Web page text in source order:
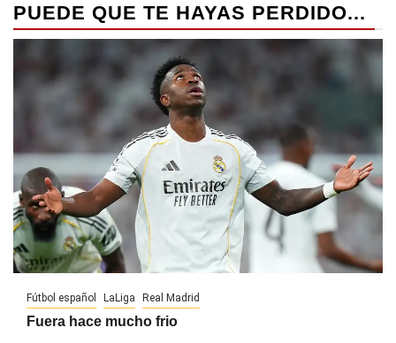
PUEDE QUE TE HAYAS PERDIDO...
Fútbol español LaLiga Real Madrid
Fuera hace mucho frio